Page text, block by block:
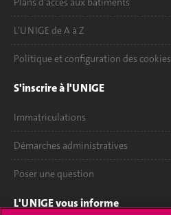
L'UNIGE de A à Z
Politique et configuration des cookies
S'inscrire à l'UNIGE
Immatriculations
Démarches administratives
Poser une question
L'UNIGE vous informe